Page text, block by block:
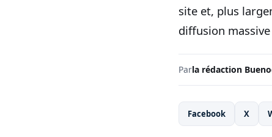
site et, plus
diffusion
Parla rédaction
Facebook X